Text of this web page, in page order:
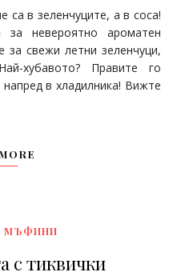
са в зеленчуците, а в соса!
невероятно ароматен
свежи летни зеленчуци,
хубавото? Правите го
в хладилника! Вижте
МЪФИНИ
с тиквички